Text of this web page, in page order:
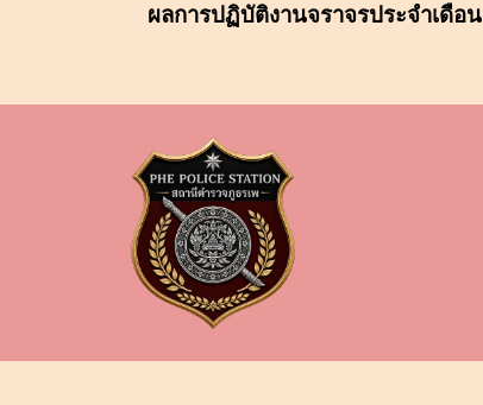
ผลการปฏิบัติงานจราจรประจำเดือน